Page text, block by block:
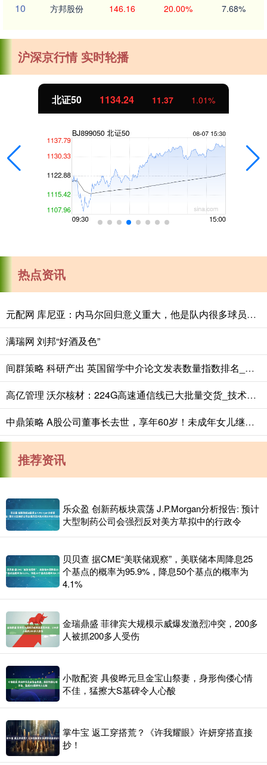
10 方邦股份 146.16 20.00% 7.68%
沪深京行情 实时轮播
北证50 1134.24 11.37 1.01%
热点资讯
元配网 库尼亚：内马尔回归意义重大，他是队内很多球员的偶像
满瑞网 刘邦“好酒及色”
间群策略 科研产出 英国留学中介论文发表数量指数排名_学术_高等教育
高亿管理 沃尔核材：224G高速通信线已大批量交货_技术_方案_认证
中鼎策略 A股公司董事长去世，享年60岁！未成年女儿继承超9亿元股票，相关股份所对应的一切权利均由其母亲行使
推荐资讯
乐众盈 创新药板块震荡 J.P.Morgan分析报告: 预计
大型制药公司会强烈反对美方草拟中的行政令
贝贝查 据CME“美联储观察”，美联储本周降息25
个基点的概率为95.9%，降息50个基点的概率为
4.1%
金瑞鼎盛 菲律宾大规模示威爆发激烈冲突，200多
人被抓200多人受伤
小散配资 具俊晔元旦金宝山祭妻，身形佝偻心情
不佳，猛擦大S墓碑令人心酸
掌牛宝 返工穿搭荒？《许我耀眼》许妍穿搭直接
抄！